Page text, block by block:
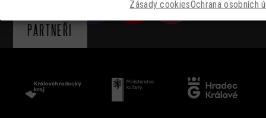
Zásady cookiesOchrana osobních
PARTNEŘI